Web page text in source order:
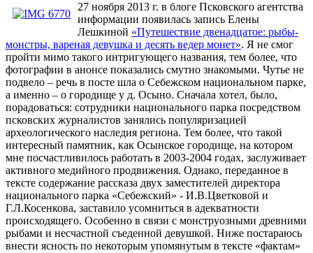
27 ноября 2013 г. в блоге Псковского агентства
информации появилась запись Елены
Лешкиной «Путешествие двенадцатое: рыбы-
монстры, вареная девушка и десять ведер монет». Я не смог
пройти мимо такого интригующего названия, тем более, что
фотографии в анонсе показались смутно знакомыми. Чутье не
подвело – речь в посте шла о Себежском национальном парке,
а именно – о городище у д. Осыно. Сначала хотел, было,
порадоваться: сотрудники национального парка посредством
псковских журналистов занялись популяризацией
археологического наследия региона. Тем более, что такой
интересный памятник, как Осынское городище, на котором
мне посчастливилось работать в 2003-2004 годах, заслуживает
активного медийного продвижения. Однако, переданное в
тексте содержание рассказа двух заместителей директора
национального парка «Себежский» - И.В.Цветковой и
Г.Л.Косенкова, заставило усомниться в адекватности
происходящего. Особенно в связи с монструозными древними
рыбами и несчастной съеденной девушкой. Ниже постараюсь
внести ясность по некоторым упомянутым в тексте «фактам»